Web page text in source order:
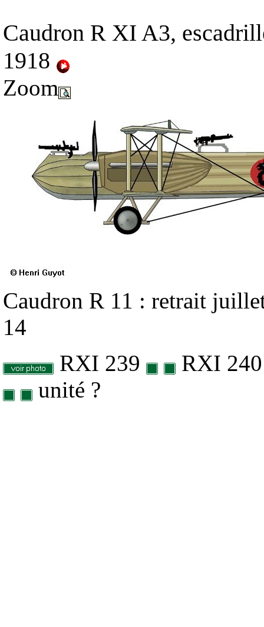
Caudron R XI A3,
1918
Zoom
Caudron R 11 : retrait
14
RXI 239
RXI
unité ?